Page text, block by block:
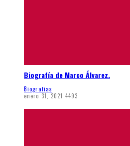
Biografía de Marco Álvarez.
Biografias
enero 31, 2021 4493